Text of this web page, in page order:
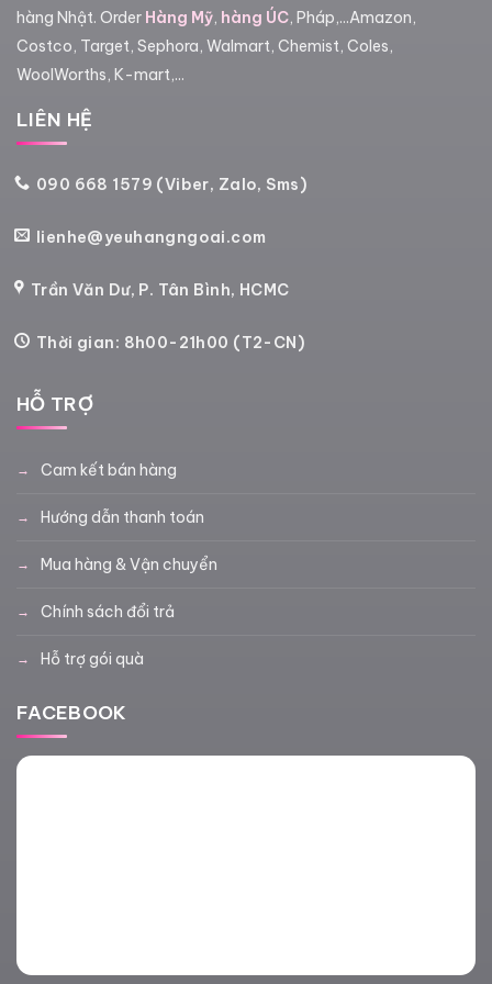
hàng Nhật. Order Hàng Mỹ, hàng ÚC, Pháp,...Amazon,
Costco, Target, Sephora, Walmart, Chemist, Coles,
WoolWorths, K-mart,...
LIÊN HỆ
090 668 1579 (Viber, Zalo, Sms)
lienhe@yeuhangngoai.com
Trần Văn Dư, P. Tân Bình, HCMC
Thời gian: 8h00-21h00 (T2-CN)
HỖ TRỢ
Cam kết bán hàng
Hướng dẫn thanh toán
Mua hàng & Vận chuyển
Chính sách đổi trả
Hỗ trợ gói quà
FACEBOOK